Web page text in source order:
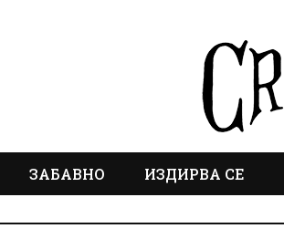
ЗАБАВНО ИЗДИРВА СЕ